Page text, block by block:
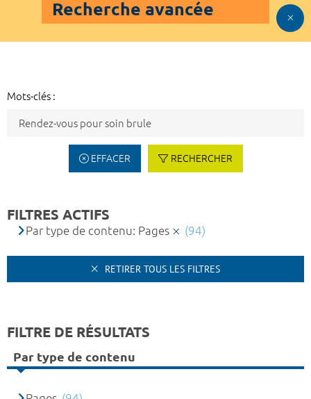
Recherche avancée
Mots-clés :
EFFACER RECHERCHER
FILTRES ACTIFS
Par type de contenu: Pages (94)
RETIRER TOUS LES FILTRES
FILTRE DE RÉSULTATS
Par type de contenu